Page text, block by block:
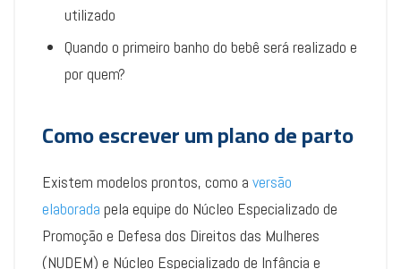
utilizado
Quando o primeiro banho do bebê será realizado e
por quem?
Como escrever um plano de parto
Existem modelos prontos, como a versão
elaborada pela equipe do Núcleo Especializado de
Promoção e Defesa dos Direitos das Mulheres
(NUDEM) e Núcleo Especializado de Infância e